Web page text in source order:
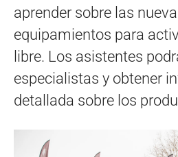
aprender sobre las
equipamientos para
libre. Los asistentes
especialistas y obtener
detallada sobre los